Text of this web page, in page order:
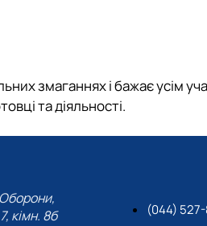
змаганнях і бажає усім
та діяльності.
Оборони,
кімн. 8б
(044)